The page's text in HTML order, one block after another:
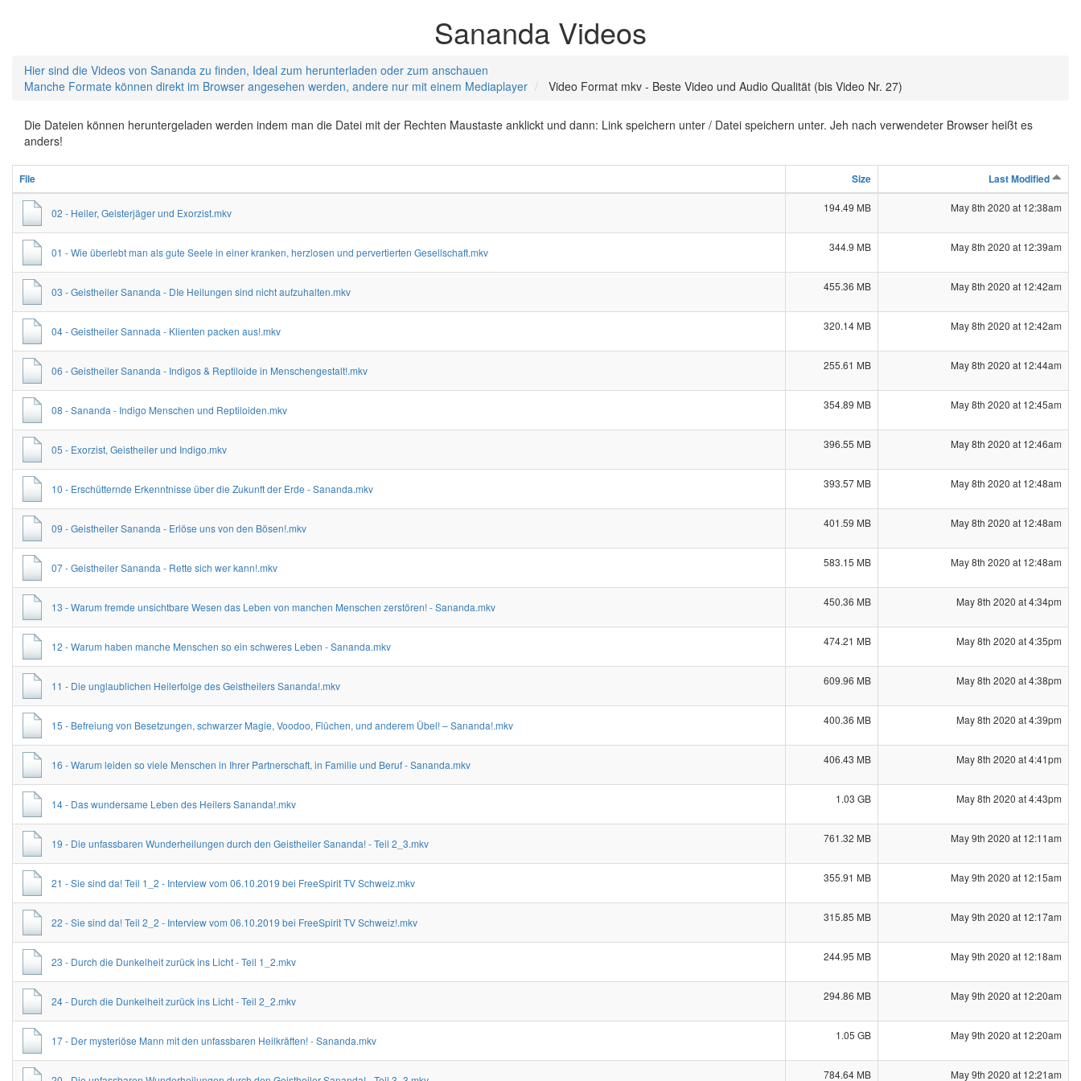
Sananda Videos
Hier sind die Videos von Sananda zu finden, Ideal zum herunterladen oder zum anschauen
Manche Formate können direkt im Browser angesehen werden, andere nur mit einem Mediaplayer
Video Format mkv - Beste Video und Audio Qualität (bis Video Nr. 27)
Die Dateien können heruntergeladen werden indem man die Datei mit der Rechten Maustaste anklickt und dann: Link speichern unter / Datei speichern unter. Jeh nach verwendeter Browser heißt es
anders!
File Size Last Modified
02 - Heiler, Geisterjäger und Exorzist.mkv 194.49 MB May 8th 2020 at 12:38am
01 - Wie überlebt man als gute Seele in einer kranken, herzlosen und pervertierten Gesellschaft.mkv 344.9 MB May 8th 2020 at 12:39am
03 - Geistheiler Sananda - DIe Heilungen sind nicht aufzuhalten.mkv 455.36 MB May 8th 2020 at 12:42am
04 - Geistheiler Sannada - Klienten packen aus!.mkv 320.14 MB May 8th 2020 at 12:42am
06 - Geistheiler Sananda - Indigos & Reptiloide in Menschengestalt!.mkv 255.61 MB May 8th 2020 at 12:44am
08 - Sananda - Indigo Menschen und Reptiloiden.mkv 354.89 MB May 8th 2020 at 12:45am
05 - Exorzist, Geistheiler und Indigo.mkv 396.55 MB May 8th 2020 at 12:46am
10 - Erschütternde Erkenntnisse über die Zukunft der Erde - Sananda.mkv 393.57 MB May 8th 2020 at 12:48am
09 - Geistheiler Sananda - Erlöse uns von den Bösen!.mkv 401.59 MB May 8th 2020 at 12:48am
07 - Geistheiler Sananda - Rette sich wer kann!.mkv 583.15 MB May 8th 2020 at 12:48am
13 - Warum fremde unsichtbare Wesen das Leben von manchen Menschen zerstören! - Sananda.mkv 450.36 MB May 8th 2020 at 4:34pm
12 - Warum haben manche Menschen so ein schweres Leben - Sananda.mkv 474.21 MB May 8th 2020 at 4:35pm
11 - Die unglaublichen Heilerfolge des Geistheilers Sananda!.mkv 609.96 MB May 8th 2020 at 4:38pm
15 - Befreiung von Besetzungen, schwarzer Magie, Voodoo, Flüchen, und anderem Übel! – Sananda!.mkv 400.36 MB May 8th 2020 at 4:39pm
16 - Warum leiden so viele Menschen in Ihrer Partnerschaft, in Familie und Beruf - Sananda.mkv 406.43 MB May 8th 2020 at 4:41pm
14 - Das wundersame Leben des Heilers Sananda!.mkv 1.03 GB May 8th 2020 at 4:43pm
19 - Die unfassbaren Wunderheilungen durch den Geistheiler Sananda! - Teil 2_3.mkv 761.32 MB May 9th 2020 at 12:11am
21 - Sie sind da! Teil 1_2 - Interview vom 06.10.2019 bei FreeSpirit TV Schweiz.mkv 355.91 MB May 9th 2020 at 12:15am
22 - Sie sind da! Teil 2_2 - Interview vom 06.10.2019 bei FreeSpirit TV Schweiz!.mkv 315.85 MB May 9th 2020 at 12:17am
23 - Durch die Dunkelheit zurück ins Licht - Teil 1_2.mkv 244.95 MB May 9th 2020 at 12:18am
24 - Durch die Dunkelheit zurück ins Licht - Teil 2_2.mkv 294.86 MB May 9th 2020 at 12:20am
17 - Der mysteriöse Mann mit den unfassbaren Heilkräften! - Sananda.mkv 1.05 GB May 9th 2020 at 12:20am
784.64 MB May 9th 2020 at 12:21am